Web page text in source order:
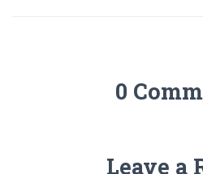
0
Leave a